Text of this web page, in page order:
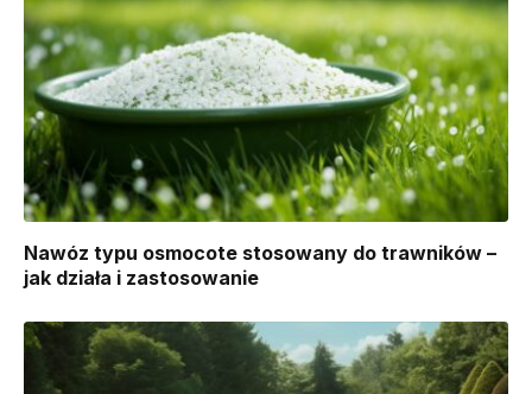
Nawóz typu osmocote stosowany do trawników –
jak działa i zastosowanie